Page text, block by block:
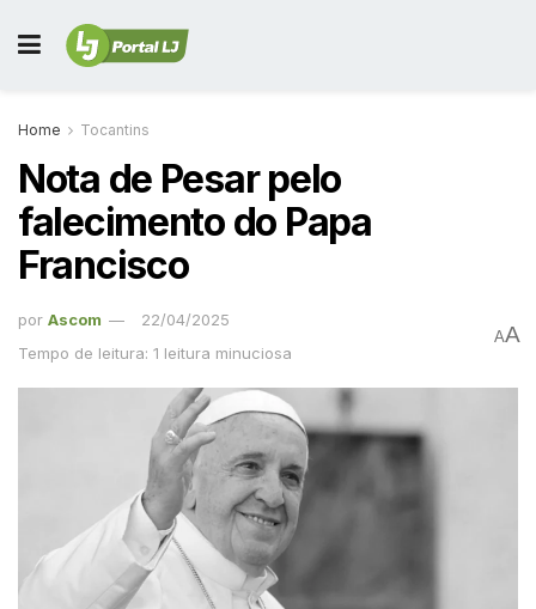
Home Tocantins
Nota de Pesar pelo
falecimento do Papa
Francisco
por Ascom
22/04/2025
Tempo de leitura: 1 leitura minuciosa
AA